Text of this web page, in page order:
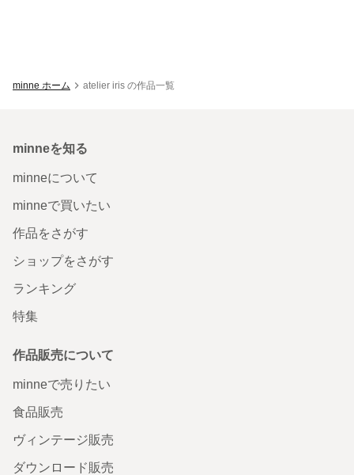
minne ホーム atelier iris の作品一覧
minneを知る
minneについて
minneで買いたい
作品をさがす
ショップをさがす
ランキング
特集
作品販売について
minneで売りたい
食品販売
ヴィンテージ販売
ダウンロード販売